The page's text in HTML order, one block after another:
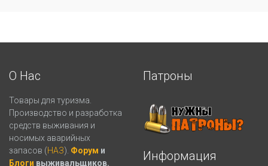
О Нас
Товары для туризма.
Производство и разработка
средств выживания и
носимых аварийных
запасов (НАЗ). Форум и
Блоги выживальщиков.
Патроны
Информация